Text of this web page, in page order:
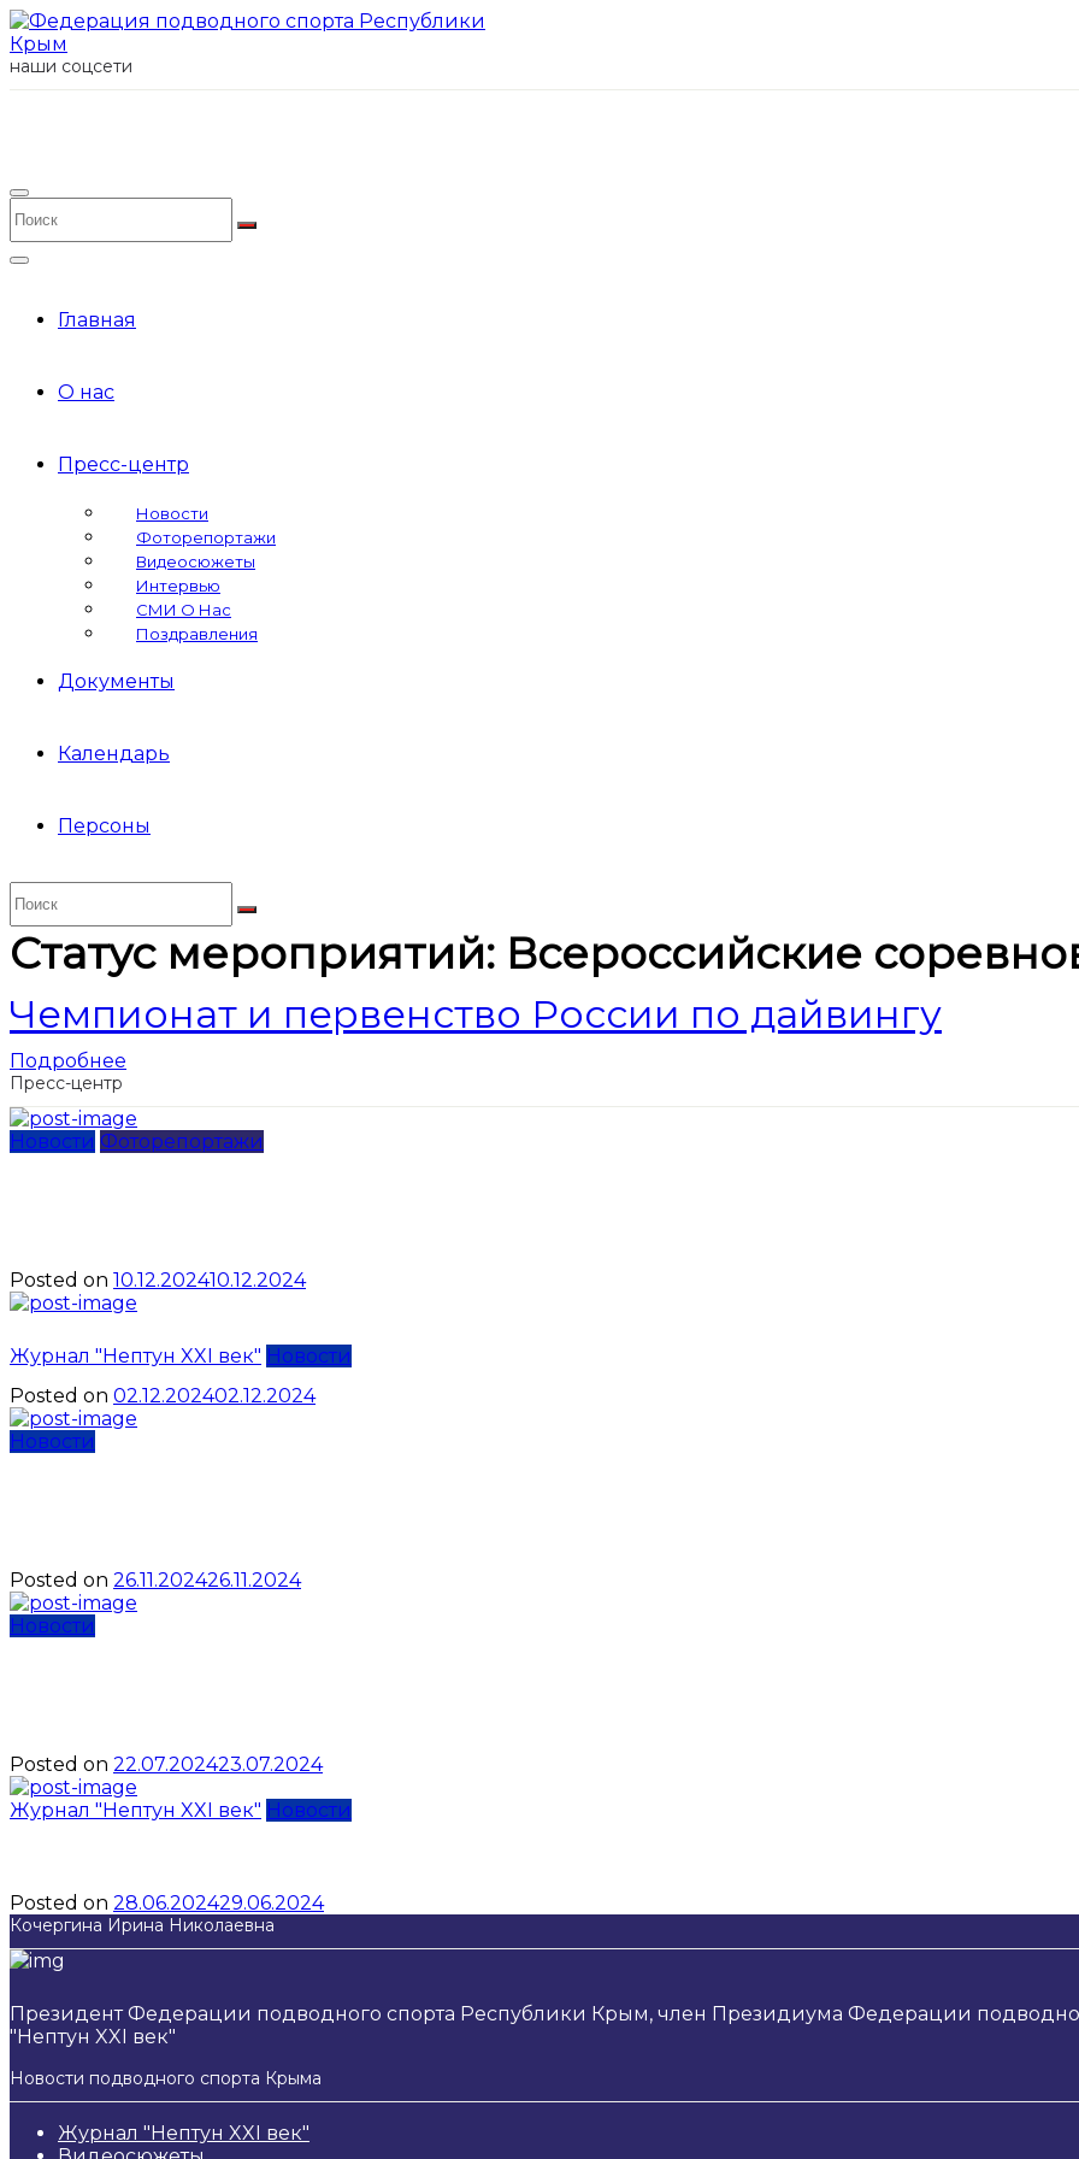
наши соцсети
Главная
О нас
Пресс-центр
Новости
Фоторепортажи
Видеосюжеты
Интервью
СМИ О Нас
Поздравления
Документы
Календарь
Персоны
Статус мероприятий: Всероссийские
Чемпионат и первенство России по дайвингу
Подробнее
Пресс-центр
Новости Фоторепортажи
Posted on 10.12.202410.12.2024
Журнал "Нептун XXI век" Новости
Posted on 02.12.202402.12.2024
Новости
Posted on 26.11.202426.11.2024
Новости
Posted on 22.07.202423.07.2024
Журнал "Нептун XXI век" Новости
Posted on 28.06.202429.06.2024
Кочергина Ирина Николаевна
Президент Федерации подводного спорта Республики Крым, член Президиума Федерации
"Нептун XXI век"
Новости подводного спорта Крыма
Журнал "Нептун XXI век"